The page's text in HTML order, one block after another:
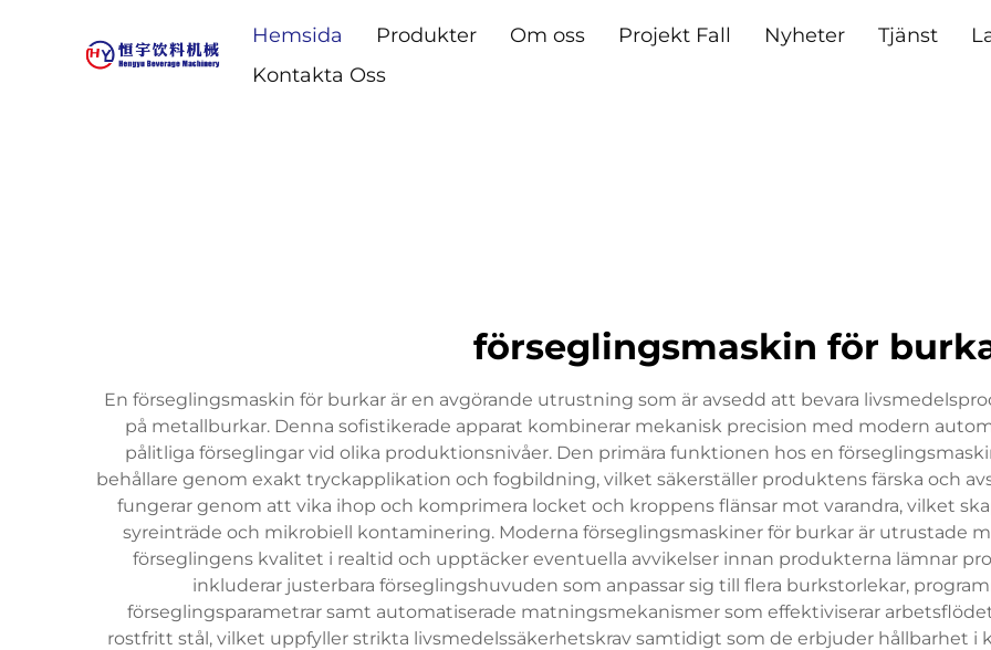
Hemsida Produkter Om oss Projekt Fall Nyheter Tjänst
Kontakta Oss
förseglingsmaskin för
En förseglingsmaskin för burkar är en avgörande utrustning som är avsedd att bevara
på metallburkar. Denna sofistikerade apparat kombinerar mekanisk precision med modern
pålitliga förseglingar vid olika produktionsnivåer. Den primära funktionen hos en
behållare genom exakt tryckapplikation och fogbildning, vilket säkerställer produktens färska och
fungerar genom att vika ihop och komprimera locket och kroppens flänsar mot varandra, vilket
syreinträde och mikrobiell kontaminering. Moderna förseglingsmaskiner för burkar är utrustade
förseglingens kvalitet i realtid och upptäcker eventuella avvikelser innan produkterna lämnar
inkluderar justerbara förseglingshuvuden som anpassar sig till flera burkstorlekar,
förseglingsparametrar samt automatiserade matningsmekanismer som effektiviserar
rostfritt stål, vilket uppfyller strikta livsmedelssäkerhetskrav samtidigt som de erbjuder hållbarhet i